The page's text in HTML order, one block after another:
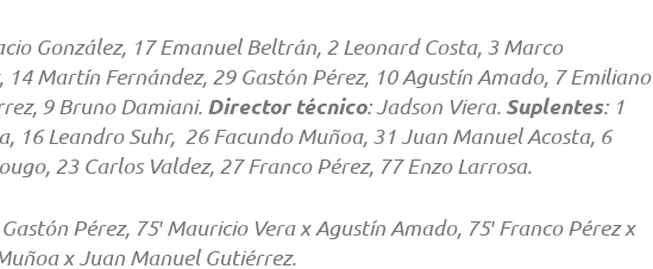
González, 17 Emanuel Beltrán, 2 Leonard Costa, 3 Marco
14 Martín Fernández, 29 Gastón Pérez, 10 Agustín Amado, 7 Emiliano
9 Bruno Damiani. Director técnico: Jadson Viera. Suplentes: 1
16 Leandro Suhr, 26 Facundo Muñoa, 31 Juan Manuel Acosta, 6
23 Carlos Valdez, 27 Franco Pérez, 77 Enzo Larrosa.
Pérez, 75′ Mauricio Vera x Agustín Amado, 75′ Franco Pérez x
x Juan Manuel Gutiérrez.